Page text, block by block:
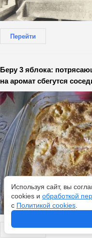
Перейти
Беру 3 яблока:
на аромат сбегутся
Перейти
Используя сайт, вы
cookies и обработкой
с Политикой cookies